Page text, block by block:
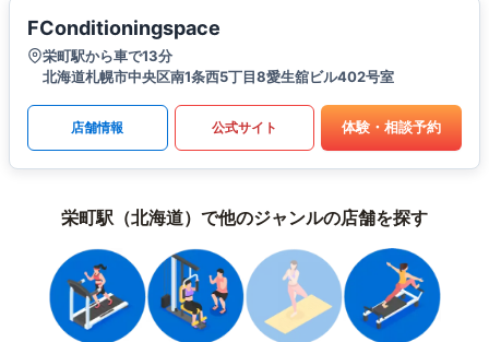
FConditioningspace
栄町駅から車で13分
北海道札幌市中央区南1条西5丁目8愛生舘ビル402号室
店舗情報 公式サイト 体験・相談予約
栄町駅（北海道）で他のジャンルの店舗を探す